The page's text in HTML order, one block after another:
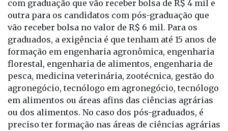
com graduação que vão receber bolsa de R$ 4 mil e
outra para os candidatos com pós-graduação que
vão receber bolsa no valor de R$ 6 mil. Para os
graduados, a exigência é que tenham até 15 anos de
formação em engenharia agronômica, engenharia
florestal, engenharia de alimentos, engenharia de
pesca, medicina veterinária, zootécnica, gestão do
agronegócio, tecnólogo em agronegócio, tecnólogo
em alimentos ou áreas afins das ciências agrárias
ou dos alimentos. No caso dos pós-graduados, é
preciso ter formação nas áreas de ciências agrárias